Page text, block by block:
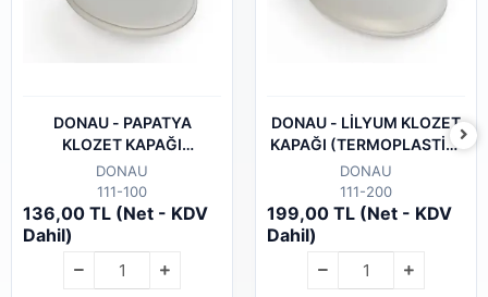
DONAU - PAPATYA
KLOZET KAPAĞI
(TERMOPLASTİK-ALTTAN
SIKMALI)
DONAU
111-100
136,00 TL (Net - KDV
Dahil)
DONAU - LİLYUM KLOZET
KAPAĞI (TERMOPLASTİK-
ALTTAN SIKMALI)
DONAU
111-200
199,00 TL (Net - KDV
Dahil)